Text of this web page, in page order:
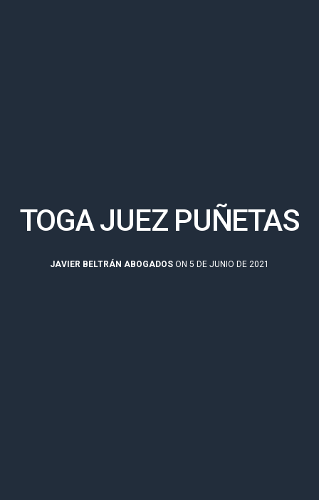
TOGA JUEZ PUÑETAS
JAVIER BELTRÁN ABOGADOS ON 5 DE JUNIO DE 2021